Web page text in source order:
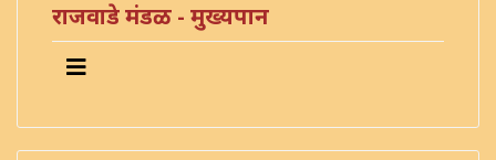
राजवाडे मंडळ - मुख्यपान